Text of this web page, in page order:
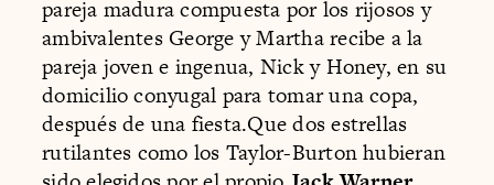
pareja madura compuesta por los rijosos y
ambivalentes George y Martha recibe a la
pareja joven e ingenua, Nick y Honey, en su
domicilio conyugal para tomar una copa,
después de una fiesta.Que dos estrellas
rutilantes como los Taylor-Burton hubieran